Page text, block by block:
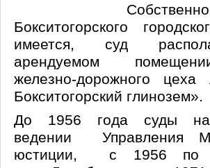
Собственного
Бокситогорского
имеется, суд
арендуемом
железно-дорожного
Бокситогорский глинозем».
До 1956 года суды
ведении Управления
юстиции, с 1956 по